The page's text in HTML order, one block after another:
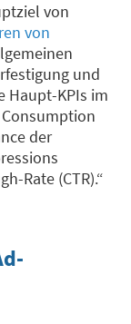
von
von
und
Haupt-KPIs im
Consumption
der
Rate (CTR).“